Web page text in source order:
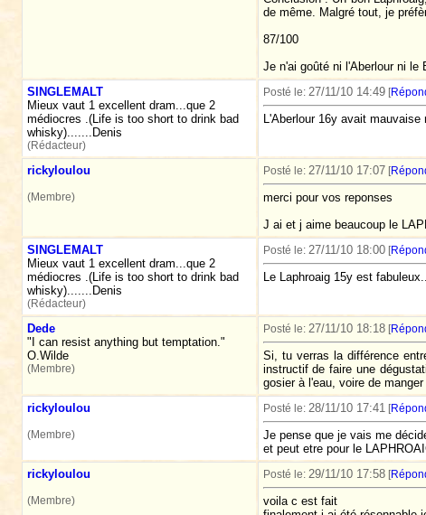
de même. Malgré tout, je
87/100
Je n'ai goûté ni l'Aberlour ni le
SINGLEMALT
Mieux vaut 1 excellent dram...que 2
médiocres .(Life is too short to drink bad
whisky).......Denis
(Rédacteur)
Posté le: 27/11/10 14:49[
L'Aberlour 16y avait
rickyloulou
(Membre)
Posté le: 27/11/10 17:07[
merci pour vos reponses
J ai et j aime beaucoup le
SINGLEMALT
Mieux vaut 1 excellent dram...que 2
médiocres .(Life is too short to drink bad
whisky).......Denis
(Rédacteur)
Posté le: 27/11/10 18:00[
Le Laphroaig 15y est
Dede
"I can resist anything but temptation."
O.Wilde
(Membre)
Posté le: 27/11/10 18:18[
Si, tu verras la différence
instructif de faire une
gosier à l'eau, voire de
rickyloulou
(Membre)
Posté le: 28/11/10 17:41[
Je pense que je vais me
et peut etre pour le
rickyloulou
(Membre)
Posté le: 29/11/10 17:58[
voila c est fait